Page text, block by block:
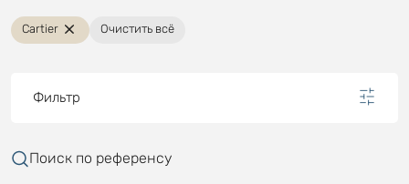
Cartier Очистить всё
Фильтр
Поиск по референсу